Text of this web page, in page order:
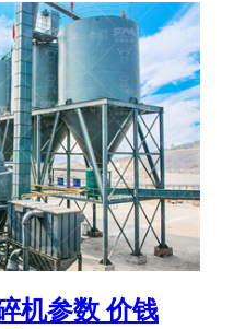
机参数 价钱